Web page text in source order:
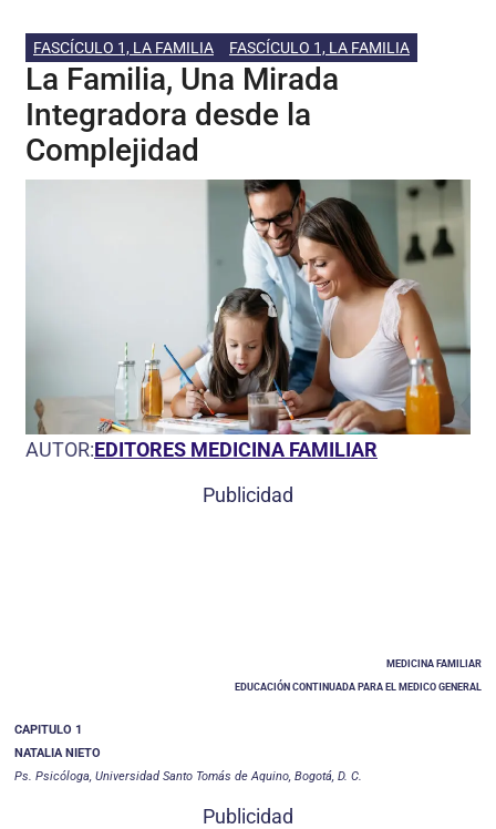
FASCÍCULO 1, LA FAMILIA FASCÍCULO 1, LA FAMILIA
La Familia, Una Mirada
Integradora desde la
Complejidad
AUTOR:EDITORES MEDICINA FAMILIAR
Publicidad
MEDICINA FAMILIAR
EDUCACIÓN CONTINUADA PARA EL MEDICO GENERAL
CAPITULO 1
NATALIA NIETO
Ps. Psicóloga, Universidad Santo Tomás de Aquino, Bogotá, D. C.
Publicidad